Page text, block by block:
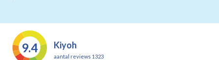
9.4 Kiyoh
aantal reviews 1323